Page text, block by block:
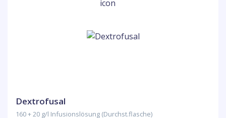
Dextrofusal
160 + 20 g/l Infusionslösung (Durchst.flasche)